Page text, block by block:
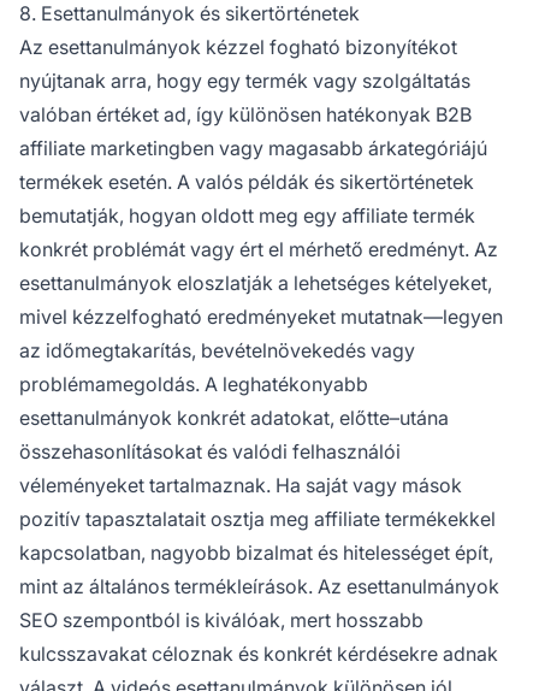
8. Esettanulmányok és sikertörténetek
Az esettanulmányok kézzel fogható bizonyítékot
nyújtanak arra, hogy egy termék vagy szolgáltatás
valóban értéket ad, így különösen hatékonyak B2B
affiliate marketingben vagy magasabb árkategóriájú
termékek esetén. A valós példák és sikertörténetek
bemutatják, hogyan oldott meg egy affiliate termék
konkrét problémát vagy ért el mérhető eredményt. Az
esettanulmányok eloszlatják a lehetséges kételyeket,
mivel kézzelfogható eredményeket mutatnak—legyen
az időmegtakarítás, bevételnövekedés vagy
problémamegoldás. A leghatékonyabb
esettanulmányok konkrét adatokat, előtte–utána
összehasonlításokat és valódi felhasználói
véleményeket tartalmaznak. Ha saját vagy mások
pozitív tapasztalatait osztja meg affiliate termékekkel
kapcsolatban, nagyobb bizalmat és hitelességet épít,
mint az általános termékleírások. Az esettanulmányok
SEO szempontból is kiválóak, mert hosszabb
kulcsszavakat céloznak és konkrét kérdésekre adnak